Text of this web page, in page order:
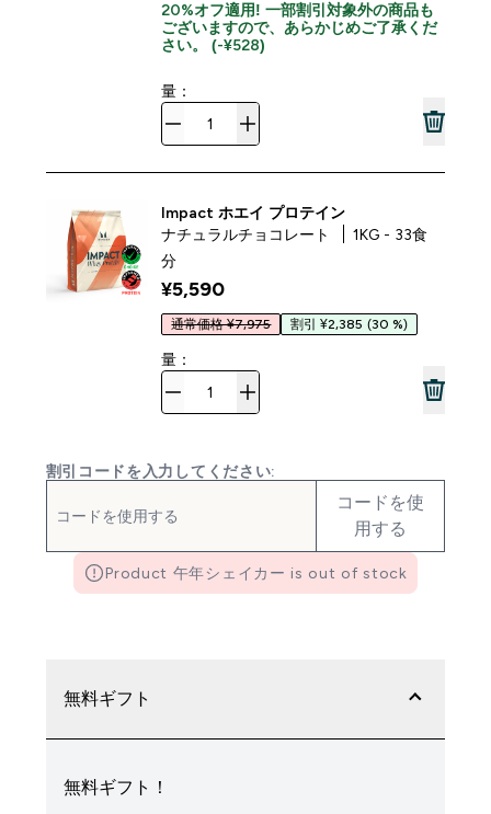
20%オフ適用! 一部割引対象外の商品も
ございますので、あらかじめご了承くだ
さい。 (-¥528)
量：
Impact ホエイ プロテイン
ナチュラルチョコレート
1KG - 33食
分
¥5,590‎
通常価格 ¥7,975 割引 ¥2,385 (30 %)
量：
割引コードを入力してください:
コードを使
用する
Product 午年シェイカー is out of stock
無料ギフト
無料ギフト！